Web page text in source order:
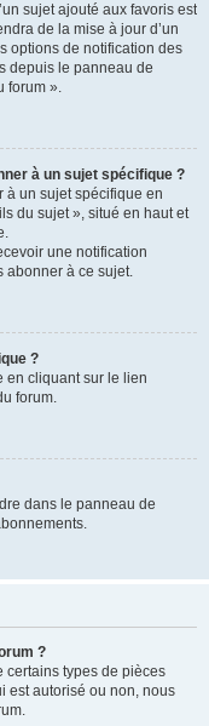
sujet ajouté aux favoris est
de la mise à jour d’un
options de notification des
depuis le panneau de
forum ».
à un sujet spécifique ?
à un sujet spécifique en
du sujet », situé en haut et
une notification
abonner à ce sujet.
?
en cliquant sur le lien
forum.
dans le panneau de
?
certains types de pièces
est autorisé ou non, nous